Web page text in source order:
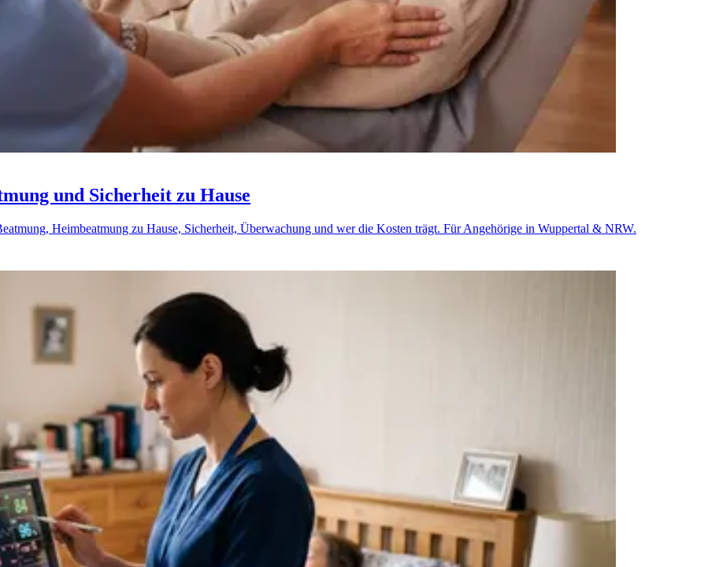
und Sicherheit zu Hause
Heimbeatmung zu Hause, Sicherheit, Überwachung und wer die Kosten trägt. Für Angehörige in Wuppertal & NRW.